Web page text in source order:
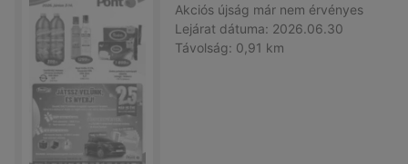
Akciós újság már nem érvényes
Lejárat dátuma: 2026.06.30
Távolság: 0,91 km